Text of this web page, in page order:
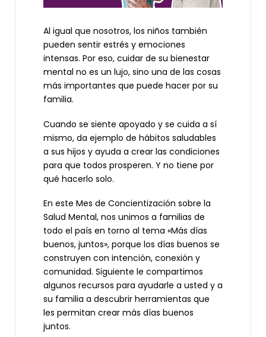
Al igual que nosotros, los niños también
pueden sentir estrés y emociones
intensas. Por eso, cuidar de su bienestar
mental no es un lujo, sino una de las cosas
más importantes que puede hacer por su
familia.
Cuando se siente apoyado y se cuida a sí
mismo, da ejemplo de hábitos saludables
a sus hijos y ayuda a crear las condiciones
para que todos prosperen. Y no tiene por
qué hacerlo solo.
En este Mes de Concientización sobre la
Salud Mental, nos unimos a familias de
todo el país en torno al tema «Más días
buenos, juntos», porque los días buenos se
construyen con intención, conexión y
comunidad. Siguiente le compartimos
algunos recursos para ayudarle a usted y a
su familia a descubrir herramientas que
les permitan crear más días buenos
juntos.